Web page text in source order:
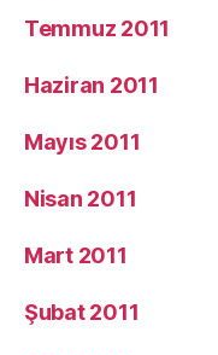
Temmuz 2011
Haziran 2011
Mayıs 2011
Nisan 2011
Mart 2011
Şubat 2011